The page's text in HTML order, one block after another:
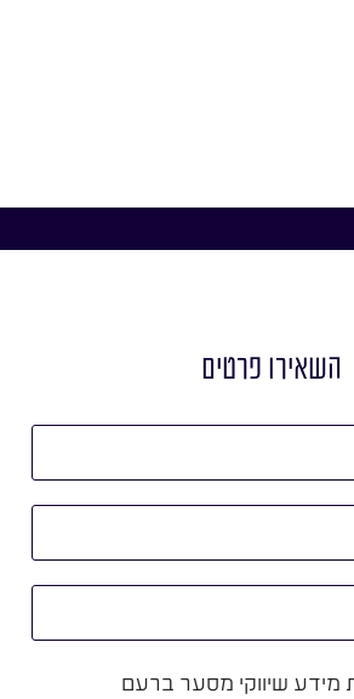
השאירו פרטים
שיווקי מסער ברעם